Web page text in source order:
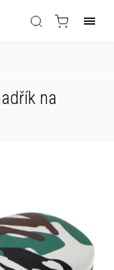
na